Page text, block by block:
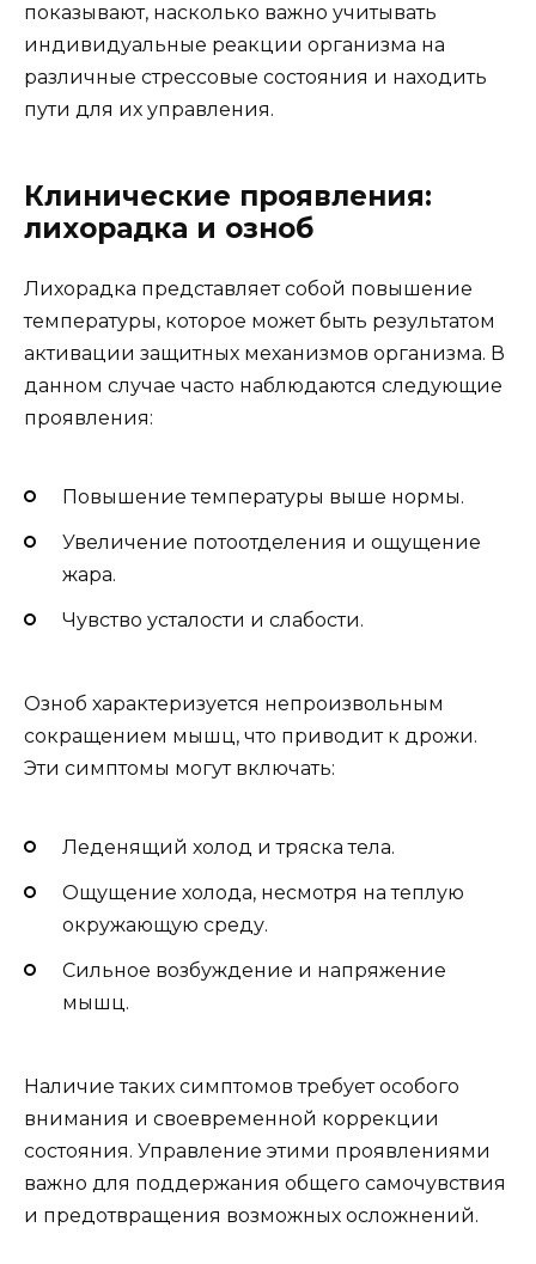
показывают, насколько важно учитывать
индивидуальные реакции организма на
различные стрессовые состояния и находить
пути для их управления.
Клинические проявления:
лихорадка и озноб
Лихорадка представляет собой повышение
температуры, которое может быть результатом
активации защитных механизмов организма. В
данном случае часто наблюдаются следующие
проявления:
Повышение температуры выше нормы.
Увеличение потоотделения и ощущение
жара.
Чувство усталости и слабости.
Озноб характеризуется непроизвольным
сокращением мышц, что приводит к дрожи.
Эти симптомы могут включать:
Леденящий холод и тряска тела.
Ощущение холода, несмотря на теплую
окружающую среду.
Сильное возбуждение и напряжение
мышц.
Наличие таких симптомов требует особого
внимания и своевременной коррекции
состояния. Управление этими проявлениями
важно для поддержания общего самочувствия
и предотвращения возможных осложнений.